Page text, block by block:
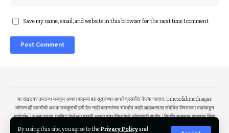
By using this site, you agree to thePrivacy Policyand
Save my name, email, and website in this browser for the next time I comment.
या साइटवर उपलब्ध मजकूर अथवा बातम्या ह्या सूत्रांच्या आधारे प्रसारित केल्या जातात. timesofahmednagar
कोणत्याही बातमीची अथवा मजकुराची हमी देत नाही.बातम्यांच्या संदर्भात काही आढळल्यास संबंधित विषयाच्या तज्ञांकडून
मार्गदर्शन / सल्ला घ्यावा. प्रसिद्ध केलेल्या बातमी अथवा इतर विषयांमुळे कोणत्याही सजीव / निर्जीव नुकसान झाल्यास किंवा
भावना दुखावल्यास त्याला योगायोग समजावा. आम्ही बातमी सूत्रांच्या आधारे प्रसारित करत आहोत या करिता कोणत्याही